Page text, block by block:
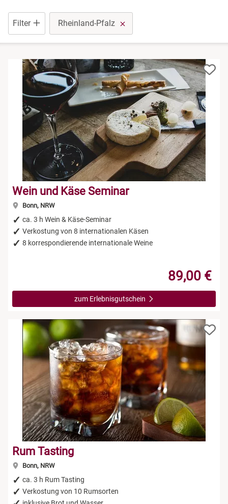
Filter Rheinland-Pfalz
Wein und Käse Seminar
Bonn, NRW
ca. 3 h Wein & Käse-Seminar
Verkostung von 8 internationalen Käsen
8 korrespondierende internationale Weine
89,00 €
zum Erlebnisgutschein
Rum Tasting
Bonn, NRW
ca. 3 h Rum Tasting
Verkostung von 10 Rumsorten
Düsseldorf
Frankfurt am Main
Freiburg im Breisgau
Hamburg
Köln
Lehrte bei Hannover
Leipzig
Paderborn
Siebeldingen bei Ludwigshafen am Rhein
Stuttgart
Würzburg
Zwickau
Rum Tasting
Sekt Tasting
Tequila
Wein Tasting
Whisky Tasting